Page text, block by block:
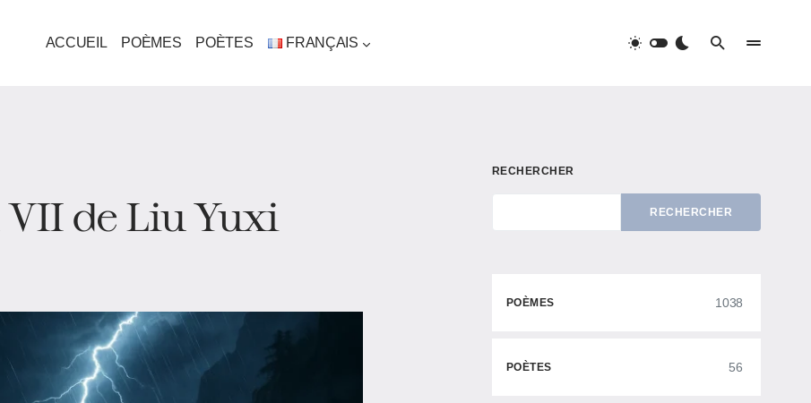
ACCUEIL POÈMES POÈTES FRANÇAIS
de Liu Yuxi
RECHERCHER
RECHERCHER
POÈMES 1038
POÈTES 56